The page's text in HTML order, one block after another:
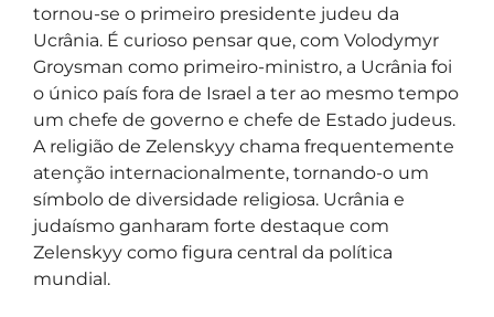
tornou-se o primeiro presidente judeu da
Ucrânia. É curioso pensar que, com Volodymyr
Groysman como primeiro-ministro, a Ucrânia foi
o único país fora de Israel a ter ao mesmo tempo
um chefe de governo e chefe de Estado judeus.
A religião de Zelenskyy chama frequentemente
atenção internacionalmente, tornando-o um
símbolo de diversidade religiosa. Ucrânia e
judaísmo ganharam forte destaque com
Zelenskyy como figura central da política
mundial.